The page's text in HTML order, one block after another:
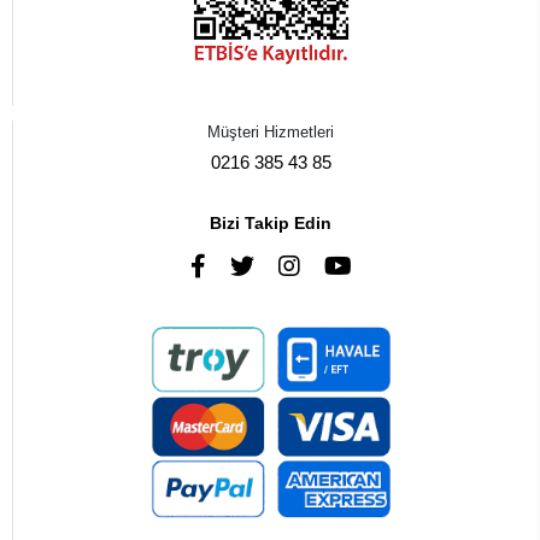
Müşteri Hizmetleri
0216 385 43 85
Bizi Takip Edin